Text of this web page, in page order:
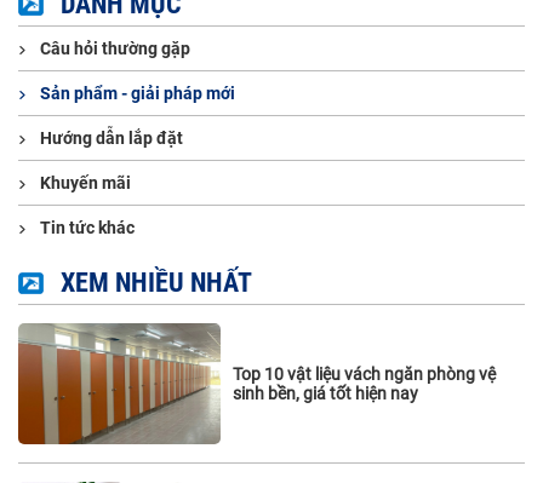
Câu hỏi thường gặp
Sản phẩm - giải pháp mới
Hướng dẫn lắp đặt
Khuyến mãi
Tin tức khác
XEM NHIỀU NHẤT
Top 10 vật liệu vách ngăn phòng vệ
sinh bền, giá tốt hiện nay